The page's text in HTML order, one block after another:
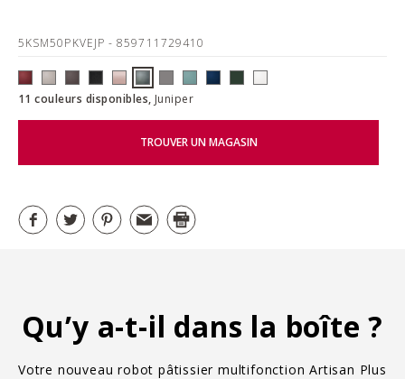
5KSM50PKVEJP- 859711729410
11 couleurs disponibles, Juniper
TROUVER UN MAGASIN
Qu’y a-t-il dans la boîte ?
Votre nouveau robot pâtissier multifonction Artisan Plus